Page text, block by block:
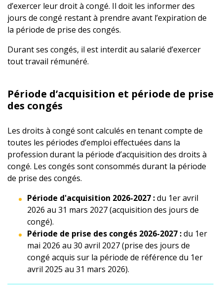
d’exercer leur droit à congé. Il doit les informer des
jours de congé restant à prendre avant l’expiration de
la période de prise des congés.
Durant ses congés, il est interdit au salarié d’exercer
tout travail rémunéré.
Période d’acquisition et période de prise
des congés
Les droits à congé sont calculés en tenant compte de
toutes les périodes d’emploi effectuées dans la
profession durant la période d’acquisition des droits à
congé. Les congés sont consommés durant la période
de prise des congés.
Période d'acquisition 2026-2027 :du 1er avril
2026 au 31 mars 2027 (acquisition des jours de
congé).
Période de prise des congés 2026-2027 :du 1er
mai 2026 au 30 avril 2027 (prise des jours de
congé acquis sur la période de référence du 1er
avril 2025 au 31 mars 2026).